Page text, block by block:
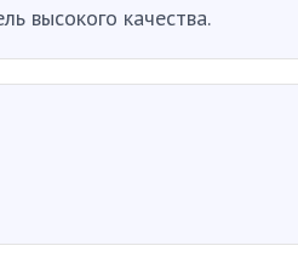
высокого качества.